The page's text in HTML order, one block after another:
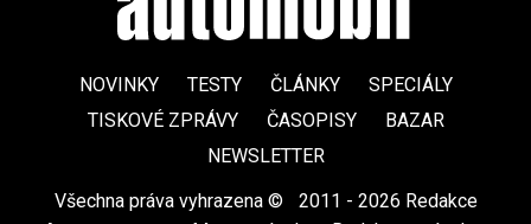
NOVINKY TESTY ČLÁNKY
SPECIÁLY
TISKOVÉ ZPRÁVY
ČASOPISY
BAZAR
NEWSLETTER
Všechna práva vyhrazena ©
2011 - 2026 Redakce